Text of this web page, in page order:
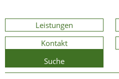
Leistungen
Kontakt
Suche